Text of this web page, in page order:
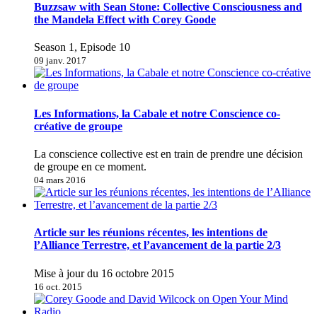
Buzzsaw with Sean Stone: Collective Consciousness and
the Mandela Effect with Corey Goode
Season 1, Episode 10
09 janv. 2017
Les Informations, la Cabale et notre Conscience co-
créative de groupe
La conscience collective est en train de prendre une décision
de groupe en ce moment.
04 mars 2016
Article sur les réunions récentes, les intentions de
l’Alliance Terrestre, et l’avancement de la partie 2/3
Mise à jour du 16 octobre 2015
16 oct. 2015